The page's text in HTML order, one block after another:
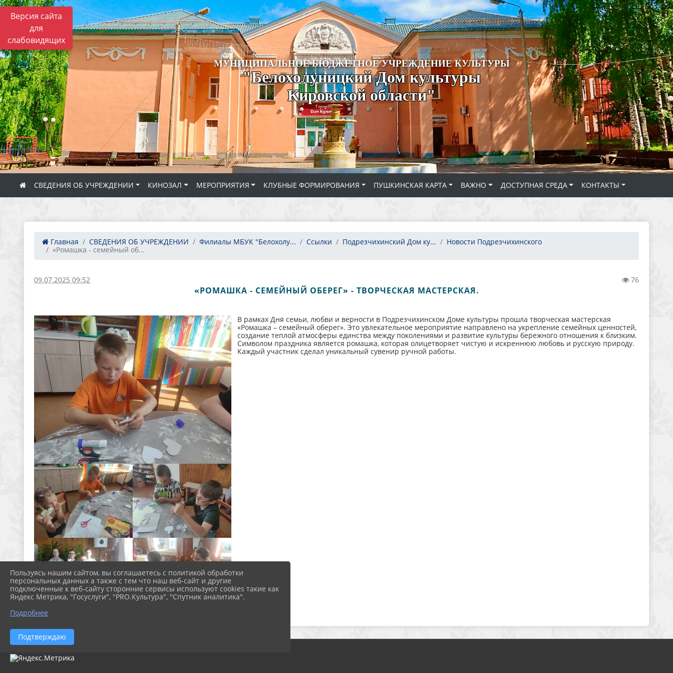
Версия сайта
для
слабовидящих
МУНИЦИПАЛЬНОЕ БЮДЖЕТНОЕ УЧРЕЖДЕНИЕ КУЛЬТУРЫ
"Белохолуницкий Дом культуры
Кировской области"
СВЕДЕНИЯ ОБ УЧРЕЖДЕНИИ КИНОЗАЛ МЕРОПРИЯТИЯ КЛУБНЫЕ ФОРМИРОВАНИЯ ПУШКИНСКАЯ КАРТА ВАЖНО ДОСТУПНАЯ СРЕДА КОНТАКТЫ
Главная СВЕДЕНИЯ ОБ УЧРЕЖДЕНИИ Филиалы МБУК "Белохолу... Ссылки Подрезчихинский Дом ку...
Новости Подрезчихинского
«Ромашка - семейный об...
09.07.2025 09:52 76
«РОМАШКА - СЕМЕЙНЫЙ ОБЕРЕГ» - ТВОРЧЕСКАЯ МАСТЕРСКАЯ.
В рамках Дня семьи, любви и верности в Подрезчихинском Доме культуры прошла творческая мастерская
«Ромашка – семейный оберег». Это увлекательное мероприятие направлено на укрепление семейных ценностей,
создание теплой атмосферы единства между поколениями и развитие культуры бережного отношения к близким.
Символом праздника является ромашка, которая олицетворяет чистую и искреннюю любовь и русскую природу.
Каждый участник сделал уникальный сувенир ручной работы.
Пользуясь нашим сайтом, вы соглашаетесь с политикой обработки
персональных данных а также с тем что наш веб-сайт и другие
подключенные к веб-сайту сторонние сервисы используют cookies такие как
Яндекс Метрика, "Госуслуги", "PRO.Культура", "Спутник аналитика".
Подробнее
Подтверждаю